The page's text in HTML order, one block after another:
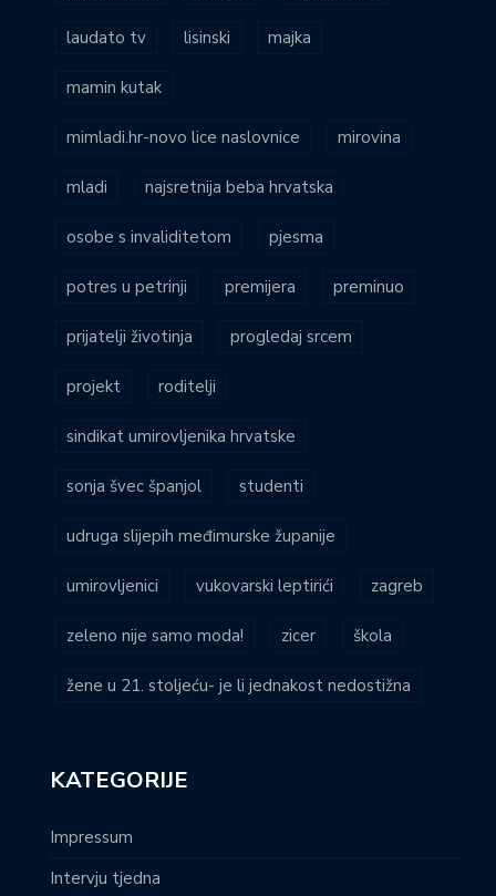
laudato tv lisinski majka
mamin kutak
mimladi.hr-novo lice naslovnice mirovina
mladi najsretnija beba hrvatska
osobe s invaliditetom pjesma
potres u petrinji premijera preminuo
prijatelji životinja progledaj srcem
projekt roditelji
sindikat umirovljenika hrvatske
sonja švec španjol studenti
udruga slijepih međimurske županije
umirovljenici vukovarski leptirići zagreb
zeleno nije samo moda! zicer škola
žene u 21. stoljeću- je li jednakost nedostižna
KATEGORIJE
Impressum
Intervju tjedna